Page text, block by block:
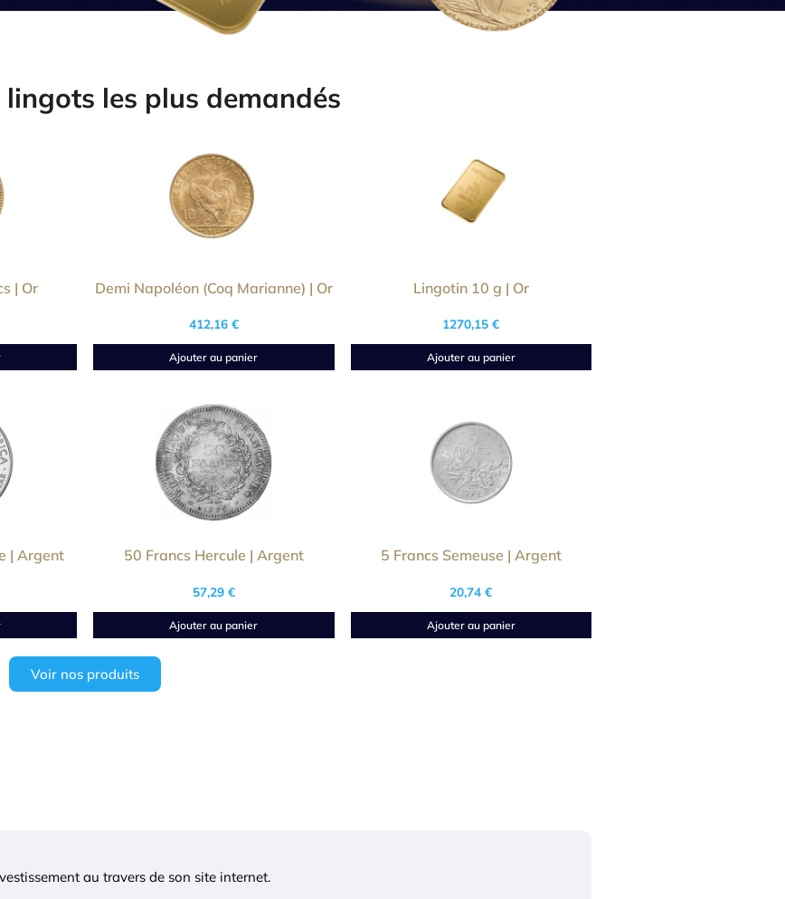
lingots les plus demandés
| Or Demi Napoléon (Coq Marianne) | Or
412,16 €
Ajouter au panier
Lingotin 10 g | Or
1270,15€
Ajouter au panier
| Argent 50 Francs Hercule | Argent
57,29 €
Ajouter au panier
5 Francs Semeuse | Argent
20,74€
Ajouter au panier
Voir nos produits
au travers de son site internet.